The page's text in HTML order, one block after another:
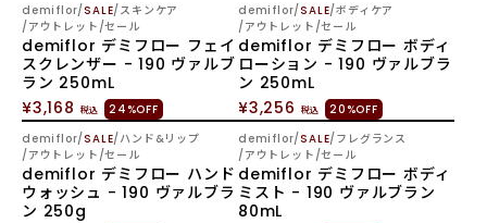
demiflor SALE スキンケア
アウトレット/セール
demiflor デミフロー フェイ
スクレンザー - 190 ヴァルブ
ラン 250mL
¥3,168
税込 24%OFF
demiflor SALE ボディケア
アウトレット/セール
demiflor デミフロー ボディ
ローション - 190 ヴァルブラ
ン 250mL
¥3,256
税込
20%OFF
demiflor SALE ハンド&リップ
アウトレット/セール
demiflor デミフロー ハンド
ウォッシュ - 190 ヴァルブラ
ン 250g
SOLD OUT
demiflor SALE フレグランス
アウトレット/セール
demiflor デミフロー ボディ
ミスト - 190 ヴァルブラン
80mL